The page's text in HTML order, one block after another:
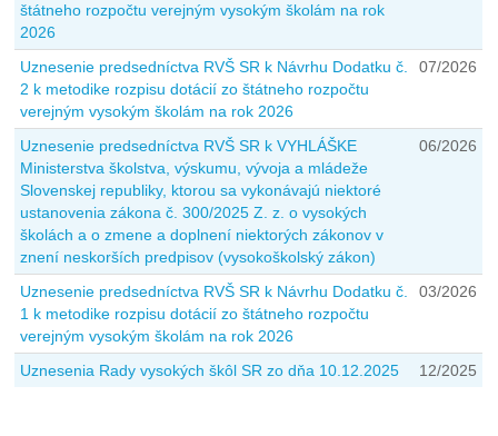
štátneho rozpočtu verejným vysokým školám na rok
2026
Uznesenie predsedníctva RVŠ SR k Návrhu Dodatku č.
2 k metodike rozpisu dotácií zo štátneho rozpočtu
verejným vysokým školám na rok 2026
07/2026
Uznesenie predsedníctva RVŠ SR k VYHLÁŠKE
Ministerstva školstva, výskumu, vývoja a mládeže
Slovenskej republiky, ktorou sa vykonávajú niektoré
ustanovenia zákona č. 300/2025 Z. z. o vysokých
školách a o zmene a doplnení niektorých zákonov v
znení neskorších predpisov (vysokoškolský zákon)
06/2026
Uznesenie predsedníctva RVŠ SR k Návrhu Dodatku č.
1 k metodike rozpisu dotácií zo štátneho rozpočtu
verejným vysokým školám na rok 2026
03/2026
Uznesenia Rady vysokých škôl SR zo dňa 10.12.2025 12/2025